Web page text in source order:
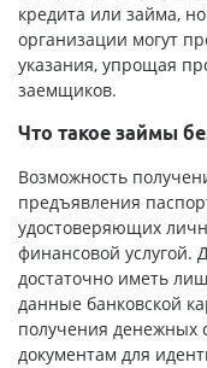
кредита или займа,
организации могут
указания, упрощая
заемщиков.
Что такое займы
Возможность
предъявления
удостоверяющих
финансовой услугой.
достаточно иметь
данные банковской
получения денежных
документам для